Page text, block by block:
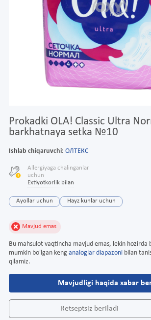
Prokadki OLA! Classic Ultra
barkhatnaya setka №10
Ishlab chiqaruvchi: ОЛТЕКС
Allergiyaga chalinganlar
uchun
Extiyotkorlik bilan
Ayollar uchun Hayz kunlar uchun
Mavjud emas
Bu mahsulot vaqtincha mavjud emas, lekin hozirda
mumkin bo'lgan keng analoglar diapazoni bilan
qilamiz.
Mavjudligi haqida xabar
Retseptsiz beriladi